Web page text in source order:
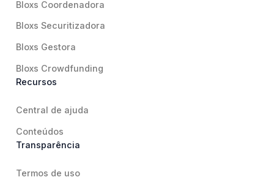
Bloxs Coordenadora
Bloxs Securitizadora
Bloxs Gestora
Bloxs Crowdfunding
Recursos
Central de ajuda
Conteúdos
Transparência
Termos de uso